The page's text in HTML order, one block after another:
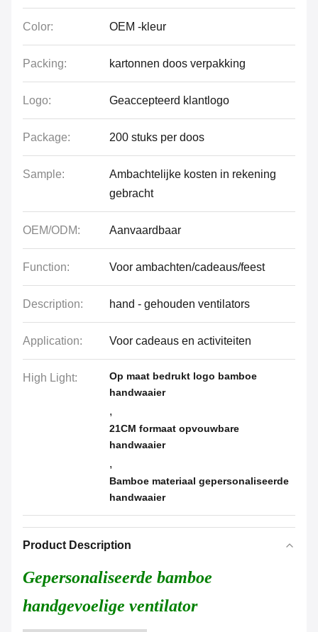
Color: OEM -kleur
Packing: kartonnen doos verpakking
Logo: Geaccepteerd klantlogo
Package: 200 stuks per doos
Sample:
Ambachtelijke kosten in rekening
gebracht
OEM/ODM: Aanvaardbaar
Function: Voor ambachten/cadeaus/feest
Description: hand - gehouden ventilators
Application: Voor cadeaus en activiteiten
High Light:
Op maat bedrukt logo bamboe
handwaaier
,
21CM formaat opvouwbare
handwaaier
,
Bamboe materiaal gepersonaliseerde
handwaaier
Product Description
Gepersonaliseerde bamboe
handgevoelige ventilator